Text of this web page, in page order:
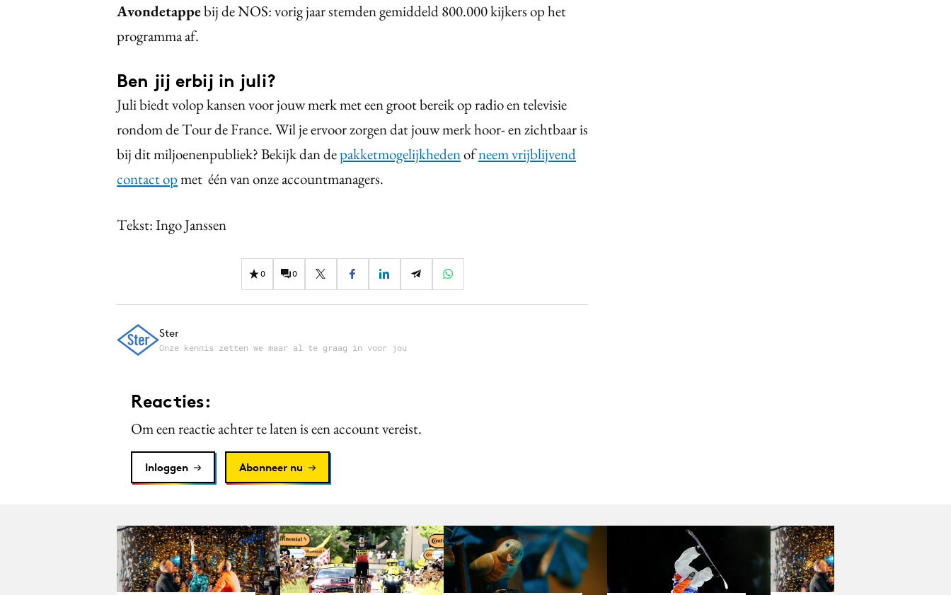
Avondetappebij de NOS: vorig jaar stemden gemiddeld 800.000 kijkers op het
programma af.
Ben jij erbij in juli?
Juli biedt volop kansen voor jouw merk met een groot bereik op radio en televisie
rondom de Tour de France. Wil je ervoor zorgen dat jouw merk hoor- en zichtbaar is
bij dit miljoenenpubliek? Bekijk dan depakketmogelijkhedenofneem vrijblijvend
contact opmet één van onze accountmanagers.
Tekst: Ingo Janssen
0 0
Ster
Onze kennis zetten we maar al te graag in voor jou
Reacties:
Om een reactie achter te laten is een account vereist.
Inloggen Abonneer nu